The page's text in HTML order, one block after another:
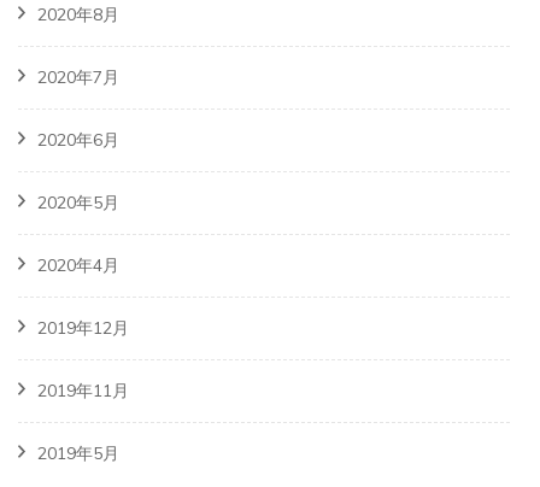
2020年8月
2020年7月
2020年6月
2020年5月
2020年4月
2019年12月
2019年11月
2019年5月